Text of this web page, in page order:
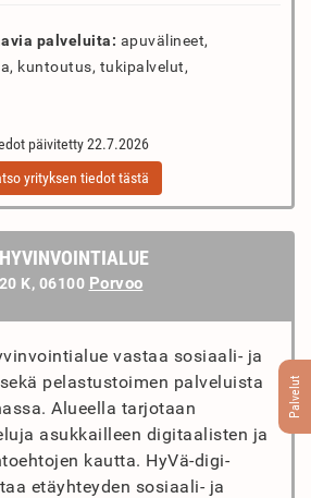
Palvelut
palveluita: apuvälineet,
kuntoutus, tukipalvelut,
päivitetty 22.7.2026
yrityksen tiedot tästä
K, 06100 Porvoo
vastaa sosiaali- ja
pelastustoimen palveluista
Alueella tarjotaan
asukkailleen digitaalisten ja
kautta. HyVä-digi-
etäyhteyden sosiaali- ja